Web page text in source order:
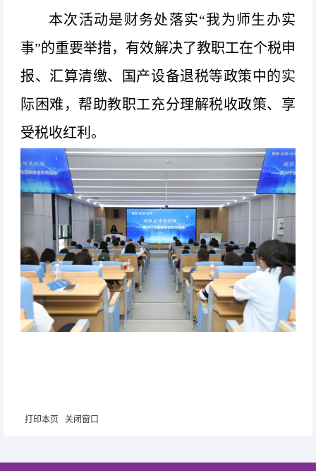
本次活动是财务处落实“我为师生办实
事”的重要举措，有效解决了教职工在个税申
报、汇算清缴、国产设备退税等政策中的实
际困难，帮助教职工充分理解税收政策、享
受税收红利。
打印本页 关闭窗口